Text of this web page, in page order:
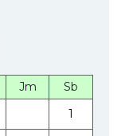
Jm
Sb
1